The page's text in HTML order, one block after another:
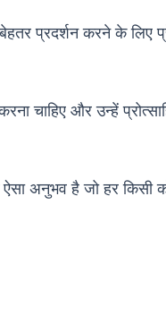
प्रदर्शन करने के लिए
चाहिए और उन्हें
अनुभव है जो हर किसी